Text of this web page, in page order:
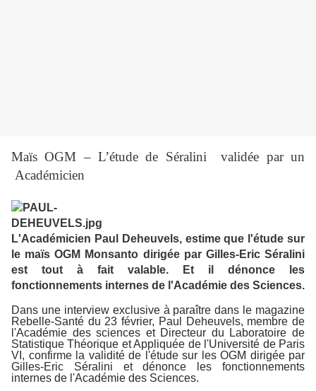
Maïs OGM – L’étude de Séralini validée par un
Académicien
L'Académicien Paul Deheuvels, estime que l'étude sur
le maïs OGM Monsanto dirigée par Gilles-Eric Séralini
est tout à fait valable. Et il dénonce les
fonctionnements internes de l'Académie des Sciences.
Dans une interview exclusive à paraître dans le magazine
Rebelle-Santé du 23 février, Paul Deheuvels, membre de
l'Académie des sciences et Directeur du Laboratoire de
Statistique Théorique et Appliquée de l'Université de Paris
VI, confirme la validité de l'étude sur les OGM dirigée par
Gilles-Eric Séralini et dénonce les fonctionnements
internes de l'Académie des Sciences.